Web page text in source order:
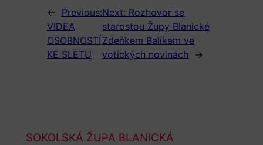
←
Previous:
VIDEA
OSOBNOSTÍ
KE SLETU
Next: Rozhovor se
starostou Župy Blanické
Zdeňkem Balíkem ve
votických novinách
→
SOKOLSKÁ ŽUPA BLANICKÁ